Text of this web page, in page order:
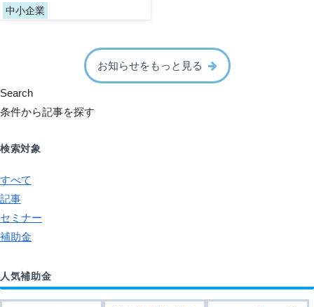
中小企業
お知らせをもっと見る
Search
条件から記事を探す
検索対象
すべて
記事
セミナー
補助金
人気補助金